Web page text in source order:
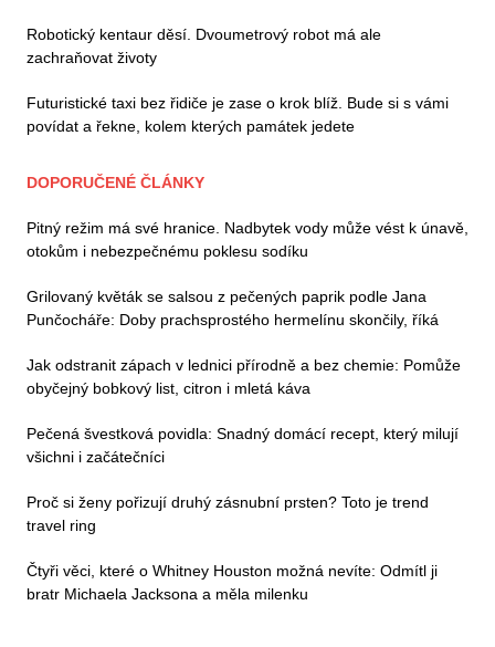
Robotický kentaur děsí. Dvoumetrový robot má ale
zachraňovat životy
Futuristické taxi bez řidiče je zase o krok blíž. Bude si s vámi
povídat a řekne, kolem kterých památek jedete
DOPORUČENÉ ČLÁNKY
Pitný režim má své hranice. Nadbytek vody může vést k únavě,
otokům i nebezpečnému poklesu sodíku
Grilovaný květák se salsou z pečených paprik podle Jana
Punčocháře: Doby prachsprostého hermelínu skončily, říká
Jak odstranit zápach v lednici přírodně a bez chemie: Pomůže
obyčejný bobkový list, citron i mletá káva
Pečená švestková povidla: Snadný domácí recept, který milují
všichni i začátečníci
Proč si ženy pořizují druhý zásnubní prsten? Toto je trend
travel ring
Čtyři věci, které o Whitney Houston možná nevíte: Odmítl ji
bratr Michaela Jacksona a měla milenku